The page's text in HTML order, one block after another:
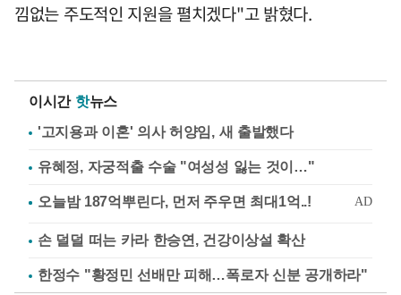
낌없는 주도적인 지원을 펼치겠다"고 밝혔다.
이시간 핫뉴스
'고지용과 이혼' 의사 허양임, 새 출발했다
유혜정, 자궁적출 수술 "여성성 잃는 것이…"
손 덜덜 떠는 카라 한승연, 건강이상설 확산
한정수 "황정민 선배만 피해…폭로자 신분 공개하라"